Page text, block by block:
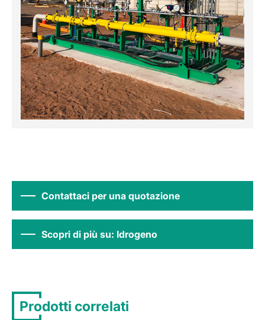
Contattaci per una quotazione
Scopri di più su: Idrogeno
Prodotti correlati